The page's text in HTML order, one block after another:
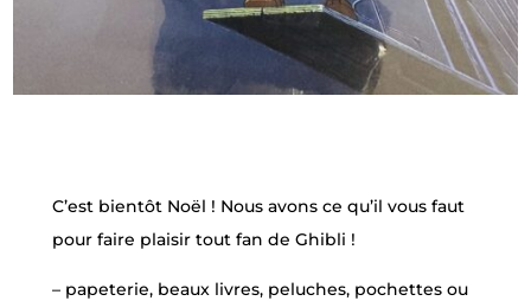
C’est bientôt Noël ! Nous avons ce qu’il vous faut
pour faire plaisir tout fan de Ghibli !
– papeterie, beaux livres, peluches, pochettes ou